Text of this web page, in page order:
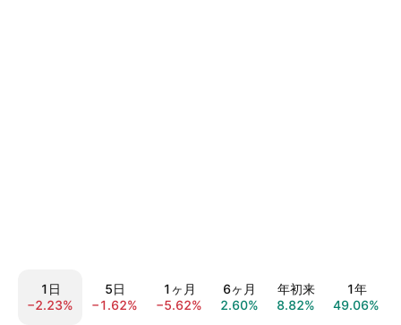
1日
−2.23%
5日
−1.62%
1ヶ月
−5.62%
6ヶ月
2.60%
年初来
8.82%
1年
49.06%